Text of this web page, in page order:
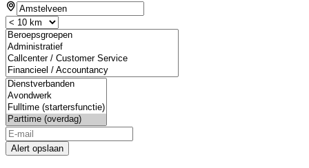
If
you
are
a
human,
ignore
this
field
Alert opslaan